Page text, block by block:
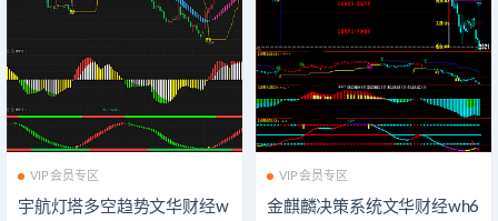
VIP会员专区
宇航灯塔多空趋势文华财经w
VIP会员专区
金麒麟决策系统文华财经wh6